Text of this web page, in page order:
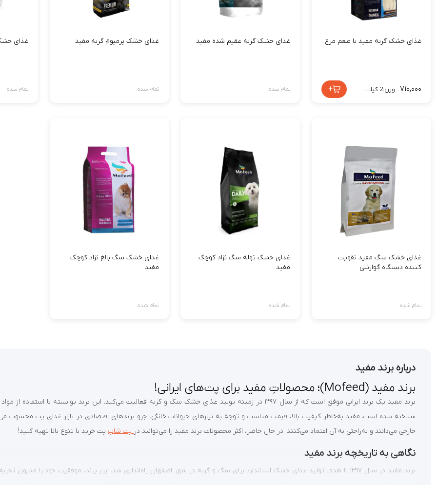
غذای خشک گربه مفید با طعم مرغ
۷۱۰,۰۰۰ وزن:2 کیلوگرم +
غذای خشک گربه عقیم شده مفید
تمام شده
غذای خشک پرمیوم گربه مفید
تمام شده
غذای
تمام شده
غذای خشک سگ مفید تقویت
کننده دستگاه گوارشی
تمام شده
غذای خشک توله سگ نژاد کوچک
مفید
تمام شده
غذای خشک سگ بالغ نژاد کوچک
مفید
تمام شده
درباره برند مفید
برند مفید (Mofeed)؛ محصولاتِ مفید برای پت‌های ایرانی!
برند مفید یک برند ایرانی موفق است که از سال ۱۳۹۷ در زمینه تولید غذای خشک سگ و گربه فعالیت می‌کند. این برند
شناخته شده است. مفید به‌خاطر کیفیت بالا، قیمت مناسب و توجه به نیازهای حیوانات خانگی، جزو برندهای اقتصادی در بازار غذای پت محسوب
خارجی می‌دانند و به‌راحتی به آن اعتماد می‌کنند. در حال حاضر، اکثر محصولات برند مفید را می‌توانید درپت شاپ پت خرید با تنوع بالا تهیه کنید!
نگاهی به تاریخچه برند مفید
برند مفید در سال ۱۳۹۷ با هدف تولید غذای خشک استاندارد برای سگ و گربه در شهر اصفهان راه‌اندازی شد. این برند، موفقیت خود را